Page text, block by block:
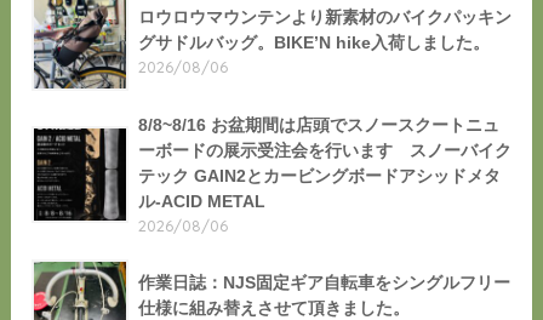
ロウロウマウンテンより新素材のバイクパッキン
グサドルバッグ。BIKE’N hike入荷しました。
2026/08/06
8/8~8/16 お盆期間は店頭でスノースクートニュ
ーボードの展示受注会を行います スノーバイク
テック GAIN2とカービングボードアシッドメタ
ル-ACID METAL
2026/08/06
作業日誌：NJS固定ギア自転車をシングルフリー
仕様に組み替えさせて頂きました。